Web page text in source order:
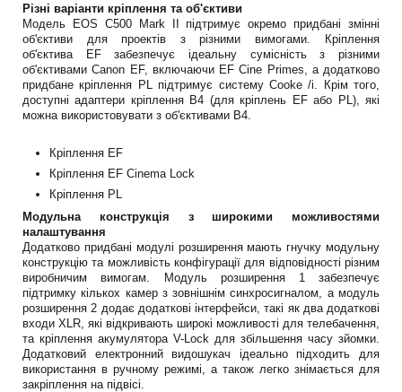
Різні варіанти кріплення та об'єктиви
Модель EOS C500 Mark II підтримує окремо придбані змінні
об'єктиви для проектів з різними вимогами. Кріплення
об'єктива EF забезпечує ідеальну сумісність з різними
об'єктивами Canon EF, включаючи EF Cine Primes, а додатково
придбане кріплення PL підтримує систему Cooke /i. Крім того,
доступні адаптери кріплення B4 (для кріплень EF або PL), які
можна використовувати з об'єктивами B4.
Кріплення EF
Кріплення EF Cinema Lock
Кріплення PL
Модульна конструкція з широкими можливостями
налаштування
Додатково придбані модулі розширення мають гнучку модульну
конструкцію та можливість конфігурації для відповідності різним
виробничим вимогам. Модуль розширення 1 забезпечує
підтримку кількох камер з зовнішнім синхросигналом, а модуль
розширення 2 додає додаткові інтерфейси, такі як два додаткові
входи XLR, які відкривають широкі можливості для телебачення,
та кріплення акумулятора V-Lock для збільшення часу зйомки.
Додатковий електронний видошукач ідеально підходить для
використання в ручному режимі, а також легко знімається для
закріплення на підвісі.